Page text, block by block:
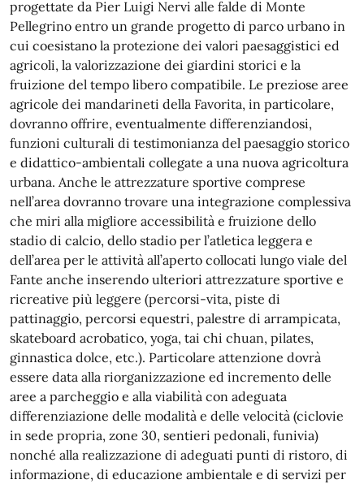
progettate da Pier Luigi Nervi alle falde di Monte
Pellegrino entro un grande progetto di parco urbano in
cui coesistano la protezione dei valori paesaggistici ed
agricoli, la valorizzazione dei giardini storici e la
fruizione del tempo libero compatibile. Le preziose aree
agricole dei mandarineti della Favorita, in particolare,
dovranno offrire, eventualmente differenziandosi,
funzioni culturali di testimonianza del paesaggio storico
e didattico-ambientali collegate a una nuova agricoltura
urbana. Anche le attrezzature sportive comprese
nell’area dovranno trovare una integrazione complessiva
che miri alla migliore accessibilità e fruizione dello
stadio di calcio, dello stadio per l’atletica leggera e
dell’area per le attività all’aperto collocati lungo viale del
Fante anche inserendo ulteriori attrezzature sportive e
ricreative più leggere (percorsi-vita, piste di
pattinaggio, percorsi equestri, palestre di arrampicata,
skateboard acrobatico, yoga, tai chi chuan, pilates,
ginnastica dolce, etc.). Particolare attenzione dovrà
essere data alla riorganizzazione ed incremento delle
aree a parcheggio e alla viabilità con adeguata
differenziazione delle modalità e delle velocità (ciclovie
in sede propria, zone 30, sentieri pedonali, funivia)
nonché alla realizzazione di adeguati punti di ristoro, di
informazione, di educazione ambientale e di servizi per